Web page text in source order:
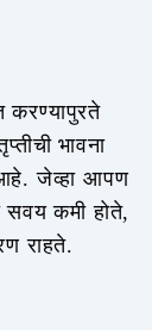
करण्यापुरते
भावना
जेव्हा आपण
सवय कमी होते,
राहते.